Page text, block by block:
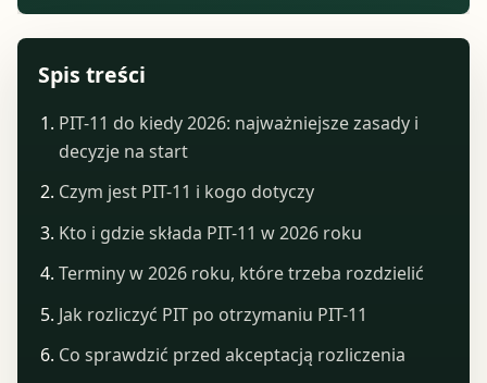
Spis treści
PIT-11 do kiedy 2026: najważniejsze zasady i
decyzje na start
Czym jest PIT-11 i kogo dotyczy
Kto i gdzie składa PIT-11 w 2026 roku
Terminy w 2026 roku, które trzeba rozdzielić
Jak rozliczyć PIT po otrzymaniu PIT-11
Co sprawdzić przed akceptacją rozliczenia